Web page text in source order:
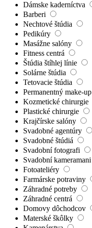
Dámske kaderníctva
Barberi
Nechtové štúdia
Pedikúry
Masážne salóny
Fitness centrá
Štúdia štíhlej línie
Solárne štúdia
Tetovacie štúdia
Permanentný make-up
Kozmetické chirurgie
Plastické chirurgie
Krajčírske salóny
Svadobné agentúry
Svadobné štúdiá
Svadobní fotografi
Svadobní kameramani
Fotoateliéry
Farmárske potraviny
Záhradné potreby
Záhradné centrá
Domovy dôchodcov
Materské škôlky